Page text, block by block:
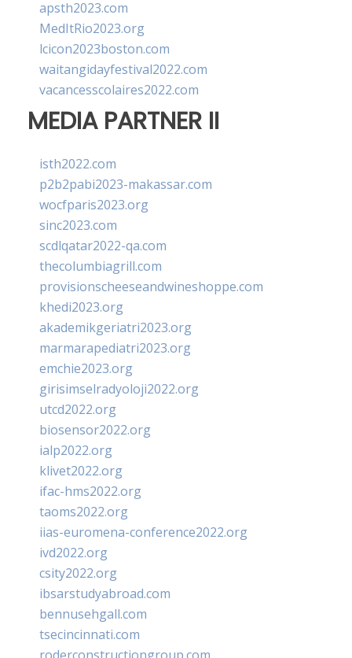
apsth2023.com
MedItRio2023.org
lcicon2023boston.com
waitangidayfestival2022.com
vacancesscolaires2022.com
MEDIA PARTNER II
isth2022.com
p2b2pabi2023-makassar.com
wocfparis2023.org
sinc2023.com
scdlqatar2022-qa.com
thecolumbiagrill.com
provisionscheeseandwineshoppe.com
khedi2023.org
akademikgeriatri2023.org
marmarapediatri2023.org
emchie2023.org
girisimselradyoloji2022.org
utcd2022.org
biosensor2022.org
ialp2022.org
klivet2022.org
ifac-hms2022.org
taoms2022.org
iias-euromena-conference2022.org
ivd2022.org
csity2022.org
ibsarstudyabroad.com
bennusehgall.com
tsecincinnati.com